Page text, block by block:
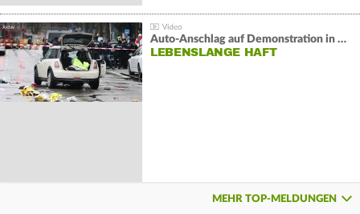
Auto-Anschlag auf Demonstration in München:
LEBENSLANGE HAFT
MEHR TOP-MELDUNGEN